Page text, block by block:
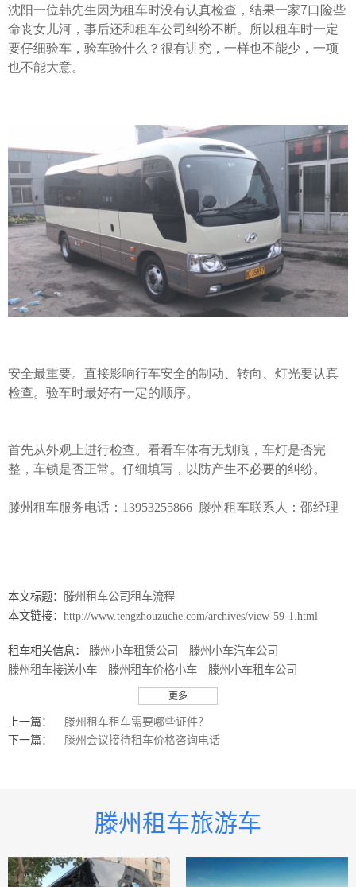
沈阳一位韩先生因为租车时没有认真检查，结果一家7口险些
命丧女儿河，事后还和租车公司纠纷不断。所以租车时一定
要仔细验车，验车验什么？很有讲究，一样也不能少，一项
也不能大意。
安全最重要。直接影响行车安全的制动、转向、灯光要认真
检查。验车时最好有一定的顺序。
首先从外观上进行检查。看看车体有无划痕，车灯是否完
整，车锁是否正常。仔细填写，以防产生不必要的纠纷。
滕州租车服务电话： 13953255866 滕州租车联系人：邵经理
本文标题：
滕州租车公司租车流程
本文链接： http://www.tengzhouzuche.com/archives/view-59-1.html
租车相关信息： 滕州小车租赁公司
滕州小车汽车公司
滕州租车接送小车
滕州租车价格小车
滕州小车租车公司
滕州租车须知大巴
滕州租车须知小巴士
滕州租车须知小巴
滕州租车须知客车
滕州租车须知小车
滕州租车须知中巴
滕州旅游客车车队
滕州旅游大巴车车队
滕州旅游客车出租
滕州旅游用车客车
滕州旅游小巴士租赁
滕州旅游大巴出租
滕州旅游用车小巴士
滕州旅游小巴士出租
滕州旅游汽车服务公司
滕州旅游中巴出租
滕州旅游用车大巴
更多
上一篇： 滕州租车租车需要哪些证件？
下一篇： 滕州会议接待租车价格咨询电话
滕州租车旅游车